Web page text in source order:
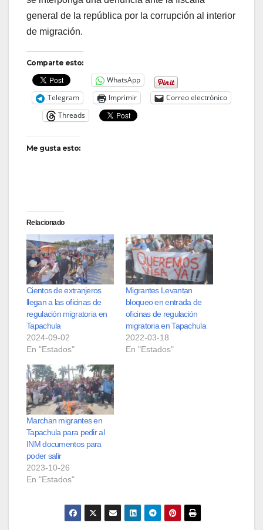
general de la república por la corrupción al interior
de migración.
Comparte esto:
WhatsApp
Telegram
Imprimir
Correo electrónico
Threads
Me gusta esto:
Relacionado
Cientos de extranjeros
llegan a las oficinas de
regulación migratoria en
Tapachula
2024-09-02
En "Estados"
Migrantes Levantan
bloqueo en entrada de
oficinas de regulación
migratoria en Tapachula
2022-03-18
En "Estados"
Marchan migrantes en
Tapachula para pedir al
INM documentos para
poder salir
2023-10-26
En "Estados"